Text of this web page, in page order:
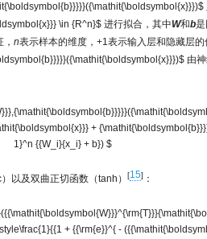
\in {R^n}$ 进行拟合，其中W和b是
n表示样本的维度，+1表示输入层和隐藏层的
由
+
1}^n {{W_i}{x_i} + b}) $
以及双曲正切函数（tanh） [15] ：
+ {{\rm{e}}^{ -